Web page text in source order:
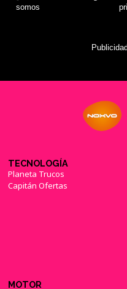
somos
Publicidad
TECNOLOGÍA
Planeta Trucos
Capitán Ofertas
MOTOR